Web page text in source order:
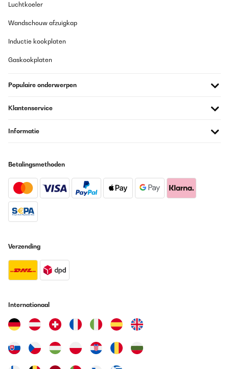
Luchtkoeler
Wandschouw afzuigkap
Inductie kookplaten
Gaskookplaten
Populaire onderwerpen
Klantenservice
Informatie
Betalingsmethoden
Verzending
Internationaal